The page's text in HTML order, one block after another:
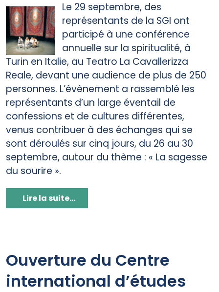
Le 29 septembre, des
représentants de la SGI ont
participé à une conférence
annuelle sur la spiritualité, à
Turin en Italie, au Teatro La Cavallerizza
Reale, devant une audience de plus de 250
personnes. L’évènement a rassemblé les
représentants d’un large éventail de
confessions et de cultures différentes,
venus contribuer à des échanges qui se
sont déroulés sur cinq jours, du 26 au 30
septembre, autour du thème : « La sagesse
du sourire ».
Lire la suite...
Ouverture du Centre
international d’études